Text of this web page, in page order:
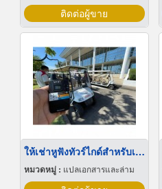
ติดต่อผู้ขาย
ให้เช่าหูฟังทัวร์ไกด์สำหรับเยี่ยมชมโรงงาน
หมวดหมู่ : แปลเอกสารและล่าม